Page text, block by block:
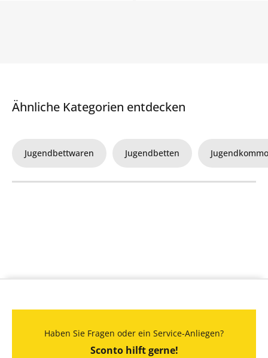
Ähnliche Kategorien entdecken
Jugendbettwaren Jugendbetten
Haben Sie Fragen oder ein Service-Anliegen?
Sconto hilft gerne!